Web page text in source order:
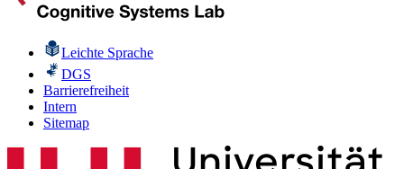
Leichte Sprache
DGS
Barrierefreiheit
Intern
Sitemap